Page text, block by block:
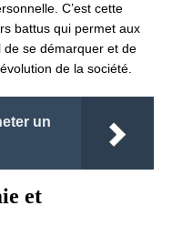
C’est cette
battus qui permet aux
de se démarquer et de
de la société.
un
et